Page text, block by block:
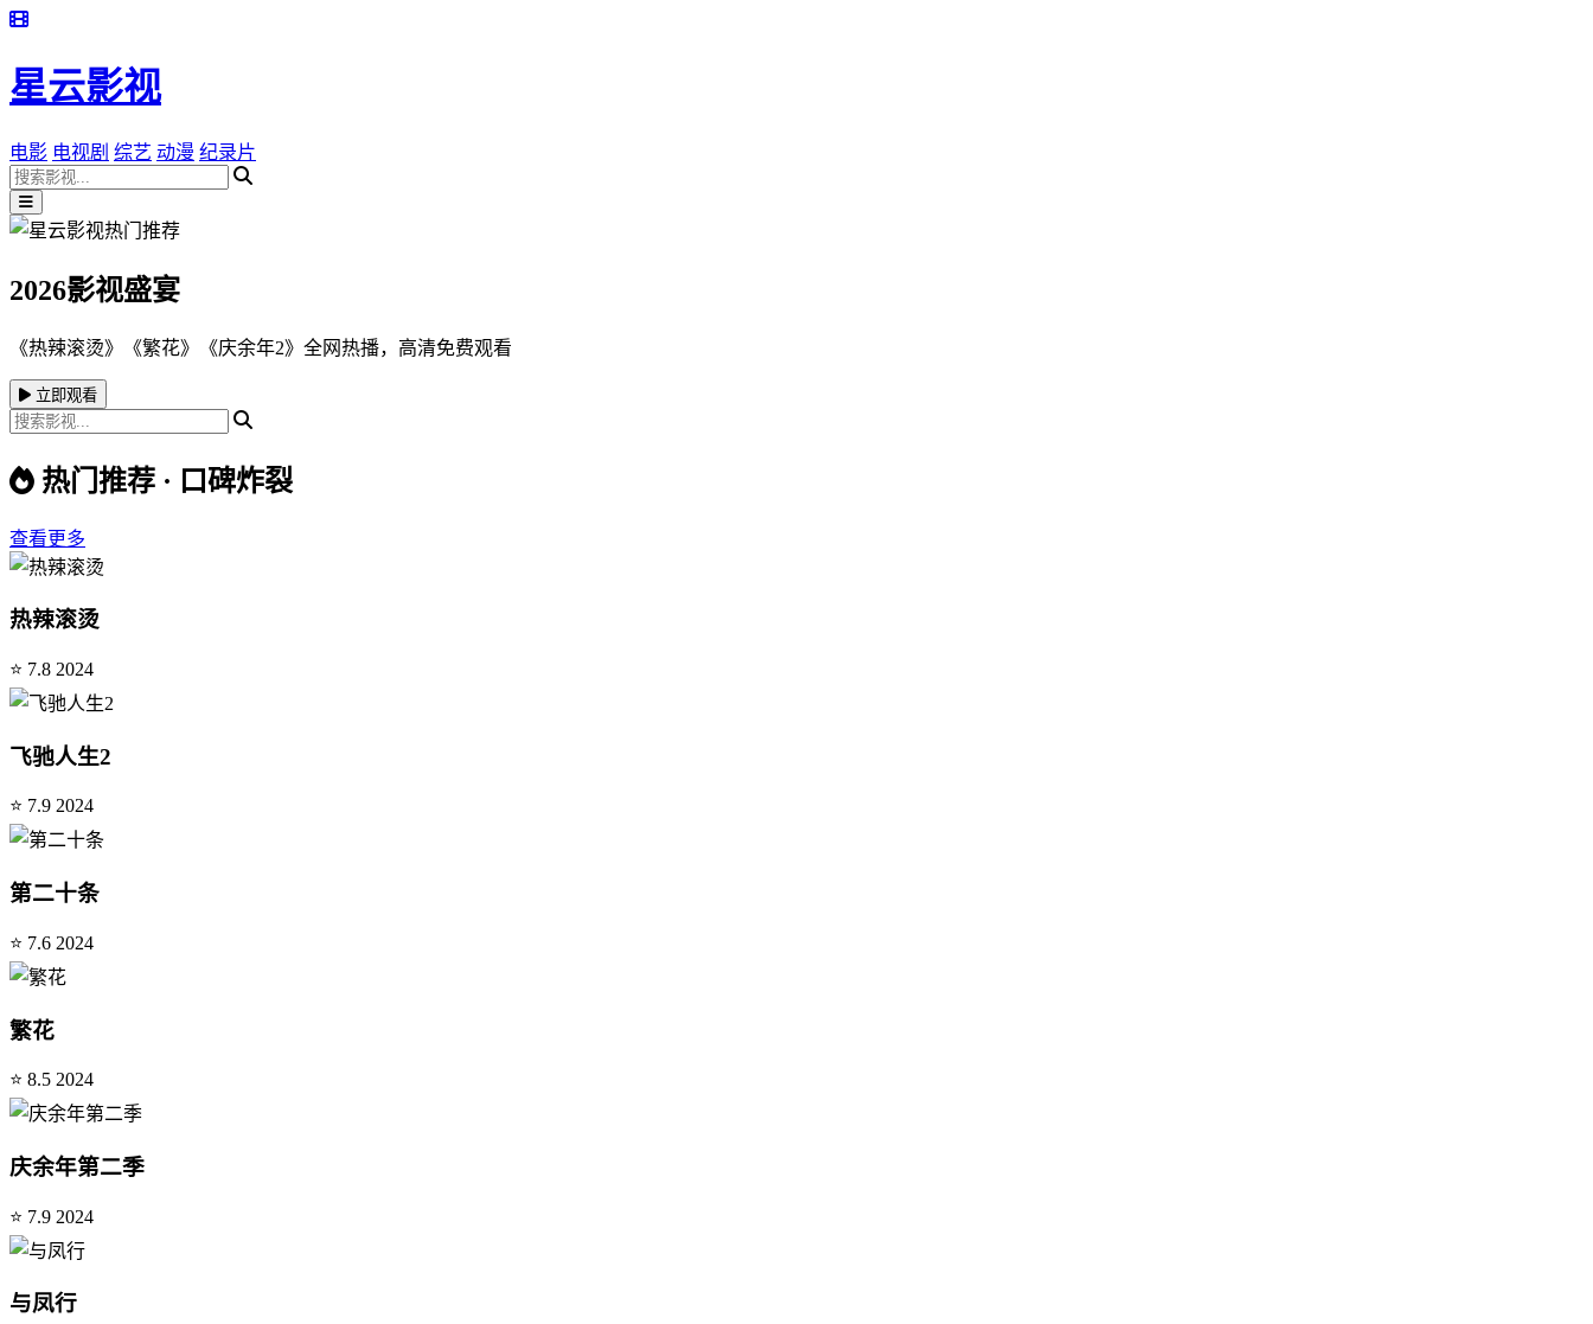
星云影视
电影 电视剧 综艺 动漫 纪录片
2026影视盛宴
《热辣滚烫》《繁花》《庆余年2》全网热播，高清免费观看
立即观看
热门推荐 · 口碑炸裂
查看更多
热辣滚烫
⭐ 7.8 2024
飞驰人生2
⭐ 7.9 2024
第二十条
⭐ 7.6 2024
繁花
⭐ 8.5 2024
庆余年第二季
⭐ 7.9 2024
与凤行